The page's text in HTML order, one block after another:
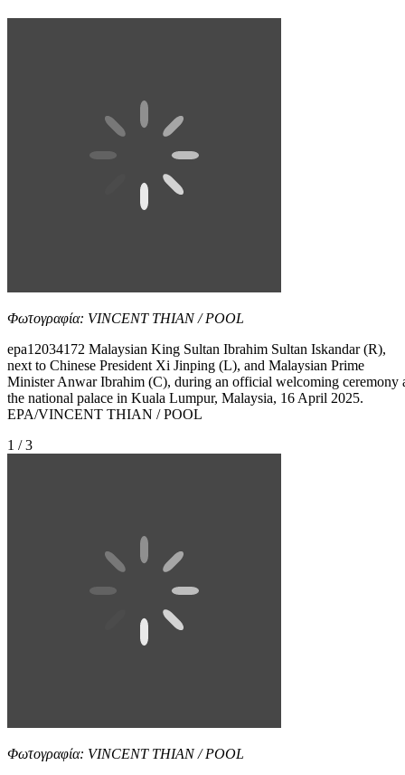
Φωτογραφία: VINCENT THIAN / POOL
epa12034172 Malaysian King Sultan Ibrahim Sultan Iskandar (R),
next to Chinese President Xi Jinping (L), and Malaysian Prime
Minister Anwar Ibrahim (C), during an official welcoming ceremony
the national palace in Kuala Lumpur, Malaysia, 16 April 2025.
EPA/VINCENT THIAN / POOL
1 / 3
Φωτογραφία: VINCENT THIAN / POOL